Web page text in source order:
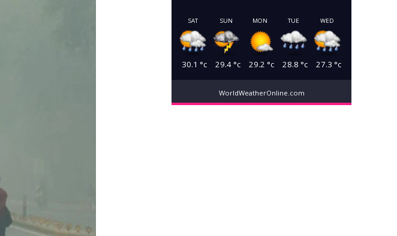
SAT
30.1 °c
SUN
29.4°c
MON
29.2 °c
TUE
28.8 °c
WED
27.3 °c
WorldWeatherOnline.com